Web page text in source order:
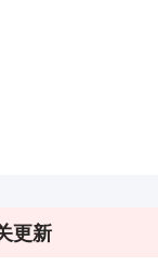
更新